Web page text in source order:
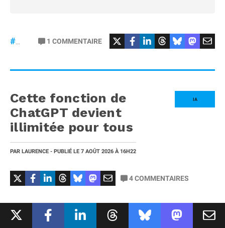
#osmopocket4P
1 COMMENTAIRE
IA
Cette fonction de
ChatGPT devient
illimitée pour tous
PAR LAURENCE - PUBLIÉ LE 7 AOÛT 2026 À 16H22
4COMMENTAIRES
OpenAI prépare un changement important pour